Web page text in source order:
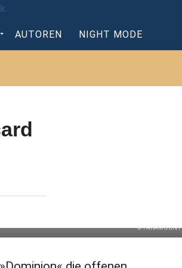
AUTOREN NIGHT MODE
© PARAMOUNT